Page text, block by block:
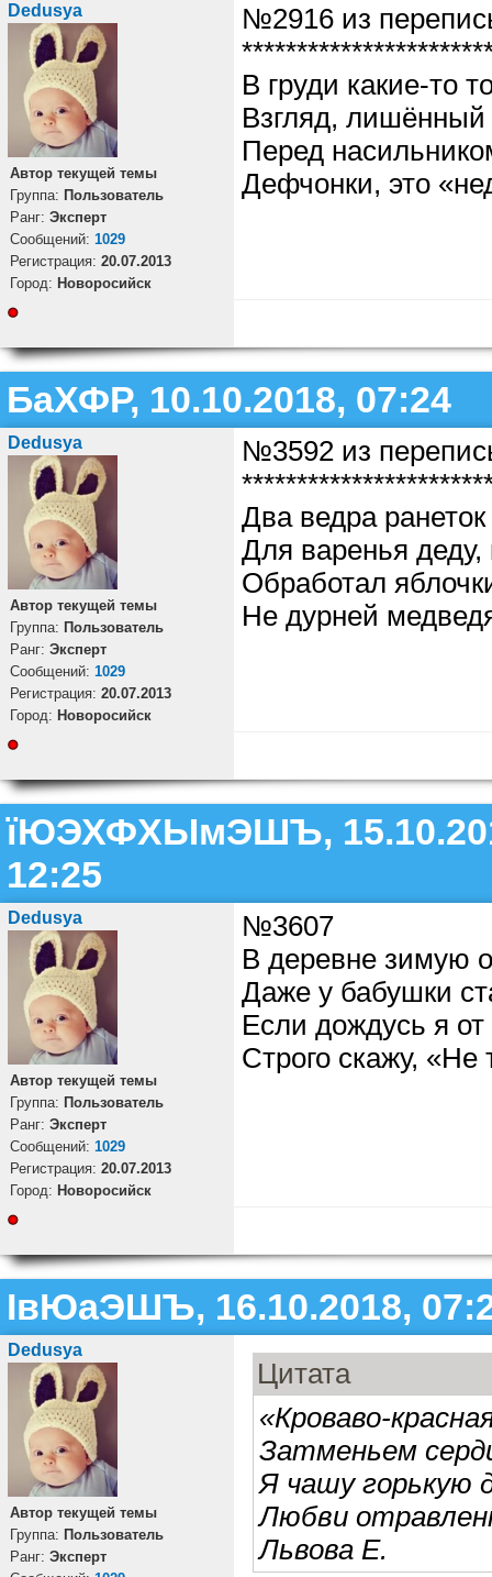
Dedusya
Автор текущей темы
Группа: Пользователь
Ранг: Эксперт
Cообщений: 1029
Регистрация: 20.07.2013
Город: Новоросийск
№2916 из
В груди какие-то
Взгляд, лишённый
Перед
Дефчонки, это
БаХФР, 10.10.2018, 07:24
Dedusya
Автор текущей темы
Группа: Пользователь
Ранг: Эксперт
Cообщений: 1029
Регистрация: 20.07.2013
Город: Новоросийск
№3592 из
Два ведра
Для варенья
Обработал
Не дурней
їЮЭХФХЫмЭШЪ,
12:25
Dedusya
Автор текущей темы
Группа: Пользователь
Ранг: Эксперт
Cообщений: 1029
Регистрация: 20.07.2013
Город: Новоросийск
№3607
В деревне зимую
Даже у бабушки
Если дождусь я от
Строго скажу,
ІвЮаЭШЪ, 16.10.2018,
Dedusya
Автор текущей темы
Группа: Пользователь
Ранг: Эксперт
Цитата
«Кроваво-
Затменьем
Я чашу горькую
Любви
Львова Е.